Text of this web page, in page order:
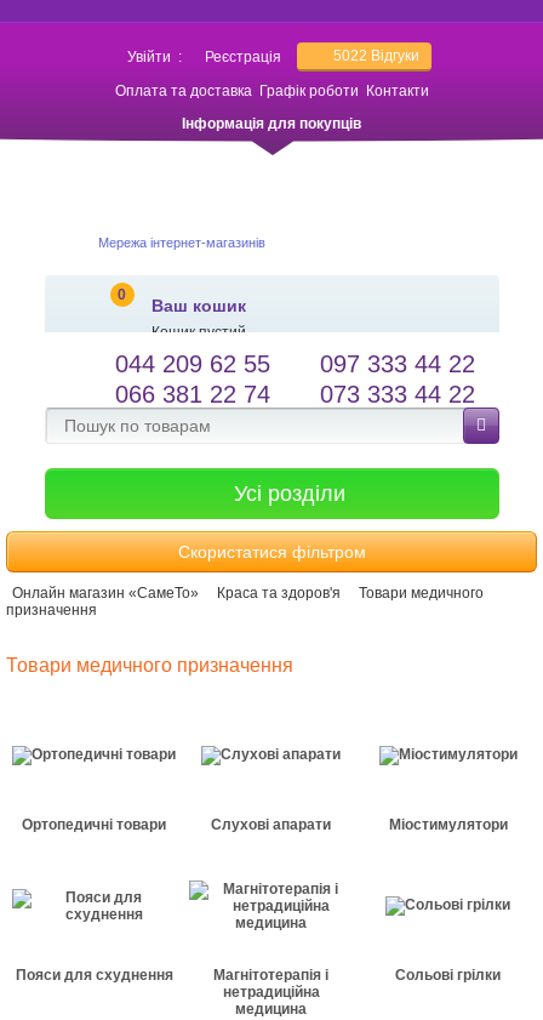
Увійти : Реєстрація 5022 Відгуки
Оплата та доставка Графік роботи
Контакти
Інформація для покупців
Мережа інтернет-магазинів
0
Ваш кошик
Кошик пустий
salessameto@gmail.com
Зворотній зв'язок
Мова сайту
044 209 62 55
097 333 44 22
066 381 22 74
073 333 44 22
Усі розділи
Скористатися фільтром
Онлайн магазин «СамеТо» Краса та здоров'я
Товари медичного
призначення
Товари медичного призначення
Ортопедичні товари Слухові апарати Міостимулятори
Пояси для схуднення
Магнітотерапія і
нетрадиційна
медицина
Сольові грілки